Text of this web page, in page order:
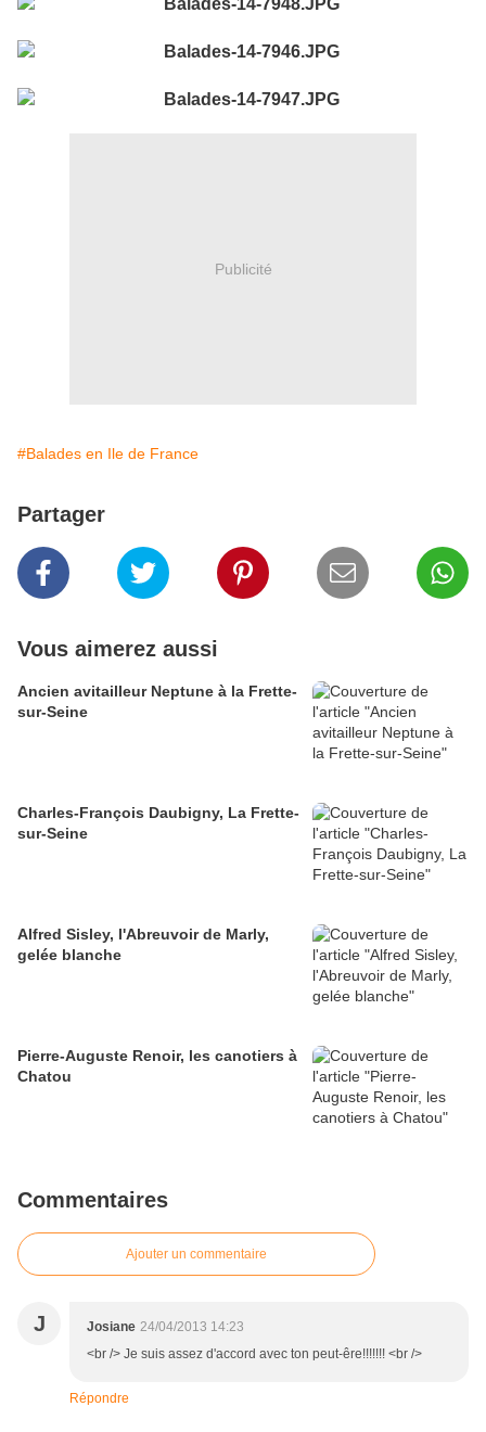
Publicité
#Balades en Ile de France
Partager
Vous aimerez aussi
Ancien avitailleur Neptune à la Frette-
sur-Seine
Charles-François Daubigny, La Frette-
sur-Seine
Alfred Sisley, l'Abreuvoir de Marly,
gelée blanche
Pierre-Auguste Renoir, les canotiers à
Chatou
Commentaires
Ajouter un commentaire
J Josiane 24/04/2013 14:23
<br /> Je suis assez d'accord avec ton peut-êre!!!!!!! <br />
Répondre